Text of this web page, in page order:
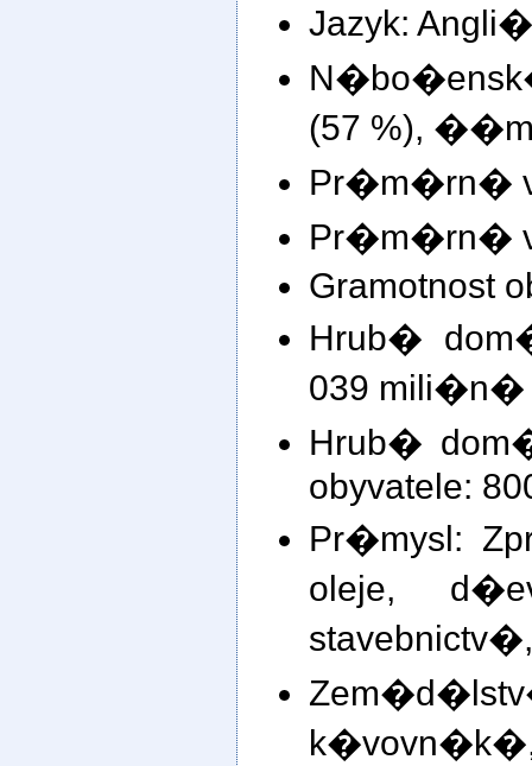
Jazyk:
(57 %),
Pr�m�rn�
Pr�m�rn�
Gramotnost
Hrub�
039 mili�n�
Hrub�
obyvatele:
Pr�mysl:
oleje,